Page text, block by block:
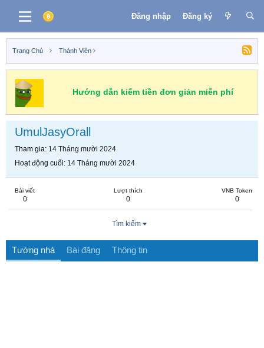
Đăng nhập Đăng ký
Trang Chủ Thành Viên
Hướng dẫn kiếm tiền đơn giản miễn phí
UmulJasyOrall
Tham gia 14 Tháng mười 2024
Hoạt động cuối 14 Tháng mười 2024
Bài viết
0
Lượt thích
0
VNB Token
0
Tìm kiếm
Tường nhà Bài đăng Thông tin